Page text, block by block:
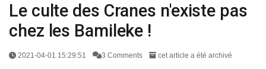
Le culte des Cranes n'existe pas
chez les Bamileke !
2021-04-01 15:29:51 3 Comments cet article a été archivé